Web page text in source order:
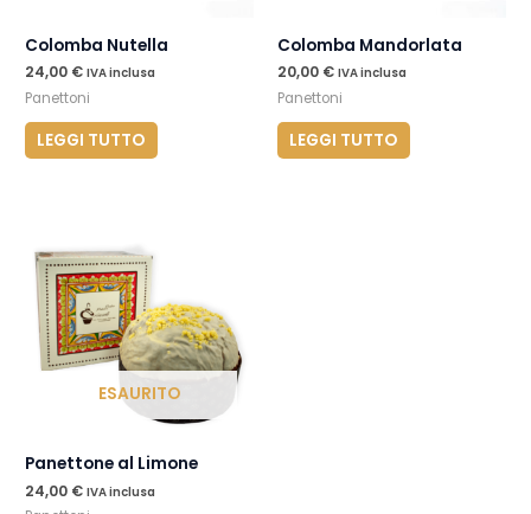
Colomba Nutella
24,00 € IVA inclusa
Panettoni
LEGGI TUTTO
Colomba Mandorlata
20,00 € IVA inclusa
Panettoni
LEGGI TUTTO
ESAURITO
Panettone al Limone
24,00 € IVA inclusa